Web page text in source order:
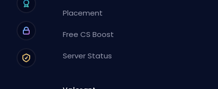
Placement
Free CS Boost
Server Status